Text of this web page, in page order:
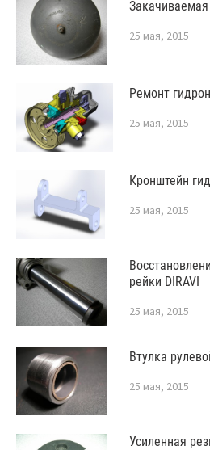
25 мая, 2015
Ремонт
25 мая, 2015
Кронштейн
25 мая, 2015
рейки DIRAVI
25 мая, 2015
Втулка
25 мая, 2015
Усиленная